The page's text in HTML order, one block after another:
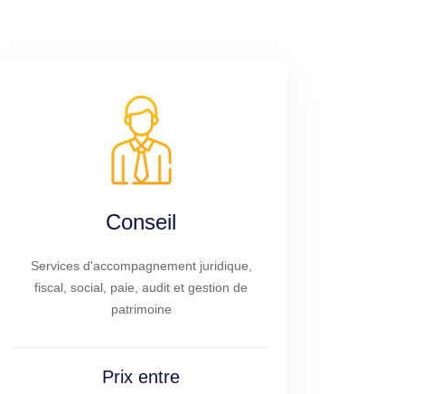
Conseil
Services d'accompagnement juridique,
fiscal, social, paie, audit et gestion de
patrimoine
Prix entre